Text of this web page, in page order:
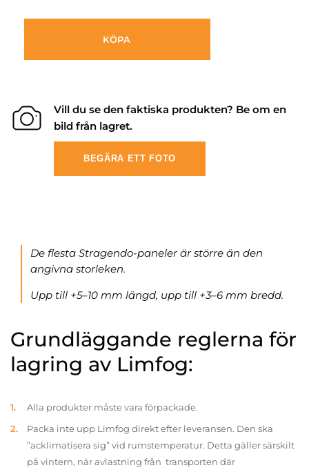
KÖPA
Vill du se den faktiska produkten? Be om en
bild från lagret.
BEGÄRA ETT FOTO
De flesta Stragendo-paneler är större än den
angivna storleken.
Upp till +5–10 mm längd, upp till +3–6 mm bredd.
Grundläggande reglerna för
lagring av Limfog:
Alla produkter måste vara förpackade.
Packa inte upp Limfog direkt efter leveransen. Den ska
”acklimatisera sig” vid rumstemperatur. Detta gäller särskilt
på vintern, när avlastning från transporten där